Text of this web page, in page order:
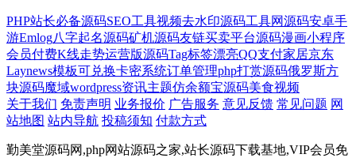
PHP站长必备源码SEO工具视频去水印源码工具网源码安卓手
游Emlog八字起名源码矿机源码友链买卖平台源码漫画小程序
会员付费K线走势运营版源码Tag标签漂亮QQ支付家居京东
Laynews模板可兑换卡密系统订单管理php打赏源码俄罗斯方
块源码魔域wordpress资讯主题仿余额宝源码美食视频
关于我们 免责声明 业务报价 广告服务 意见反馈 常见问题 网
站地图 站内导航 投稿须知 付款方式
勤美堂源码网,php网站源码之家,站长源码下载基地,VIP会员免